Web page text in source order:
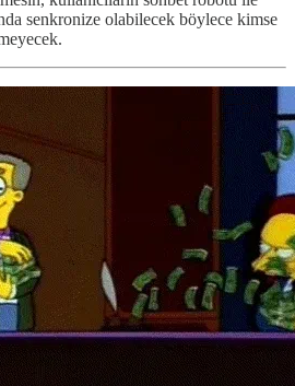
senkronize olabilecek böylece kimse